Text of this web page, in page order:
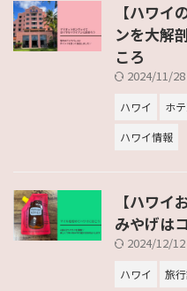
【ハワイ
ンを大解
ころ
2024/11/28
ハワイ ホ
ハワイ情報
【ハワ
みやげは
2024/12/12
ハワイ 旅